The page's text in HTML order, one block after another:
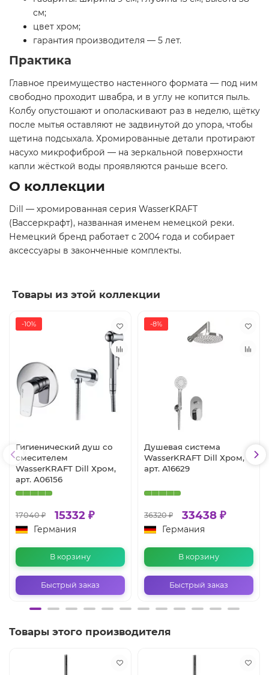
см;
цвет хром;
гарантия производителя — 5 лет.
Практика
Главное преимущество настенного формата — под ним
свободно проходит швабра, и в углу не копится пыль.
Колбу опустошают и ополаскивают раз в неделю, щётку
после мытья оставляют не задвинутой до упора, чтобы
щетина подсыхала. Хромированные детали протирают
насухо микрофиброй — на зеркальной поверхности
капли жёсткой воды проявляются раньше всего.
О коллекции
Dill — хромированная серия WasserKRAFT
(Вассеркрафт), названная именем немецкой реки.
Немецкий бренд работает с 2004 года и собирает
аксессуары в законченные комплекты.
Товары из этой коллекции
-10%
Гигиенический душ со
смесителем
WasserKRAFT Dill Хром,
арт. A06156
17040 ₽ 15332 ₽
Германия
В корзину
Быстрый заказ
-8%
Душевая система
WasserKRAFT Dill Хром,
арт. A16629
36320 ₽ 33438 ₽
Германия
В корзину
Быстрый заказ
Товары этого производителя